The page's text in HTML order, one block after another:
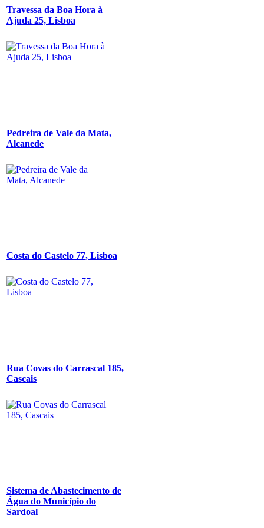
Travessa da Boa Hora à
Ajuda 25, Lisboa
Pedreira de Vale da Mata,
Alcanede
Costa do Castelo 77, Lisboa
Rua Covas do Carrascal 185,
Cascais
Sistema de Abastecimento de
Água do Município do
Sardoal